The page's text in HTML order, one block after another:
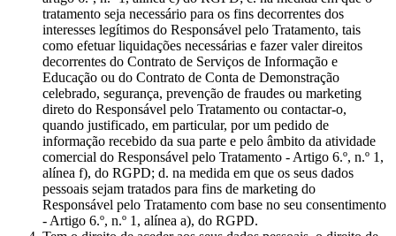
tratamento seja necessário para os fins decorrentes dos
interesses legítimos do Responsável pelo Tratamento, tais
como efetuar liquidações necessárias e fazer valer direitos
decorrentes do Contrato de Serviços de Informação e
Educação ou do Contrato de Conta de Demonstração
celebrado, segurança, prevenção de fraudes ou marketing
direto do Responsável pelo Tratamento ou contactar-o,
quando justificado, em particular, por um pedido de
informação recebido da sua parte e pelo âmbito da atividade
comercial do Responsável pelo Tratamento - Artigo 6.º, n.º 1,
alínea f), do RGPD; d. na medida em que os seus dados
pessoais sejam tratados para fins de marketing do
Responsável pelo Tratamento com base no seu consentimento
- Artigo 6.º, n.º 1, alínea a), do RGPD.